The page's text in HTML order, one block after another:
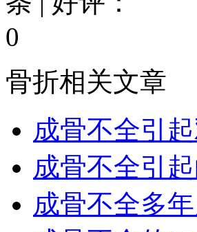
0
骨折相关文章
成骨不全引
成骨不全引
成骨不全多